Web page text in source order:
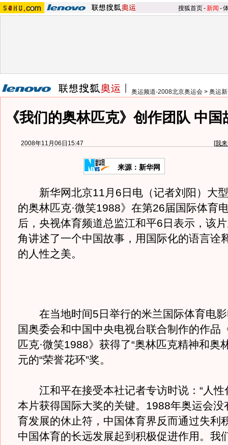
搜狐首页-新闻 -
奥运频道-2008北京奥运会 > 奥运
《我们的奥林匹克》创作团队 中
2008年11月06日15:47 [我
来源：新华网
新华网北京11月6日电（记者刘阳）大型
的奥林匹克·微笑1988》在第26届国际体育
后，央视体育频道总监江和平6日表示，该
角讲述了一个中国故事，用国际化的语言诠
的人性之美。
在当地时间5日举行的米兰国际体育电影
国奥委会和中国中央电视台联合制作的作品
匹克·微笑1988》获得了“奥林匹克精神和奥
元的“荣誉花环”奖。
江和平在接受本社记者专访时说：“人性
本片获得国际大奖的关键。1988年奥运会没
育发展的休止符，中国体育界反而通过失利
中国体育的长远发展起到积极促进作用。我